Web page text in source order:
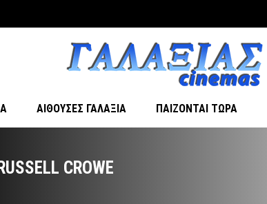
ΑΊΘΟΥΣΕΣ ΓΑΛΑΞΊΑ ΠΑΊΖΟΝΤΑΙ ΤΏΡΑ
RUSSELL CROWE